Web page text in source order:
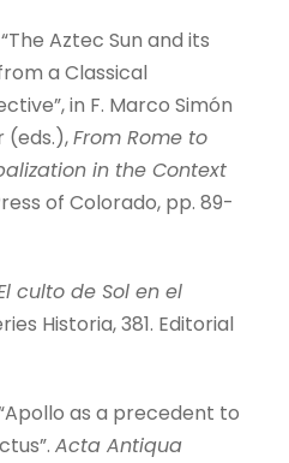
“The Aztec Sun and its
a Classical
in F. Marco Simón
(eds.),From Rome to
in the Context
of Colorado, pp. 89-
culto de Sol en el
Historia, 381. Editorial
as a precedent to
Acta Antiqua